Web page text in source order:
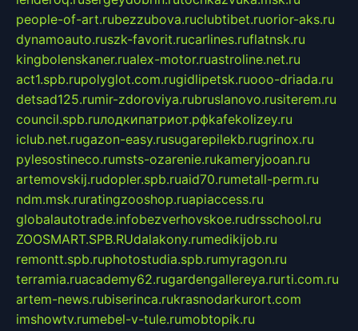
people-of-art.rubezzubova.ruclubtibet.ruorior-aks.ru
dynamoauto.ruszk-favorit.rucarlines.ruflatnsk.ru
kingbolenskaner.rualex-motor.ruastroline.net.ru
act1.spb.rupolyglot.com.rugidlipetsk.ruooo-driada.ru
detsad125.rumir-zdoroviya.rubruslanovo.rusiterem.ru
council.spb.ruлодкипатриот.рфkafekolizey.ru
iclub.net.rugazon-easy.rusugarepilekb.rugrinox.ru
pylesostineco.rumsts-ozarenie.rukameryjooan.ru
artemovskij.rudopler.spb.ruaid70.rumetall-perm.ru
ndm.msk.ruratingzooshop.ruapiaccess.ru
globalautotrade.infobezverhovskoe.rudrsschool.ru
ZOOSMART.SPB.RUdalakony.rumedikijob.ru
remontt.spb.ruphotostudia.spb.rumyragon.ru
terramia.ruacademy62.rugardengallereya.rurti.com.ru
artem-news.rubiserinca.rukrasnodarkurort.com
imshowtv.rumebel-v-tule.rumobtopik.ru